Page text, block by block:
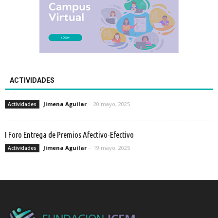
ACTIVIDADES
Actividades Jimena Aguilar - 20 mayo, 2025
I Foro Entrega de Premios Afectivo-Efectivo
Actividades Jimena Aguilar - 19 mayo, 2025